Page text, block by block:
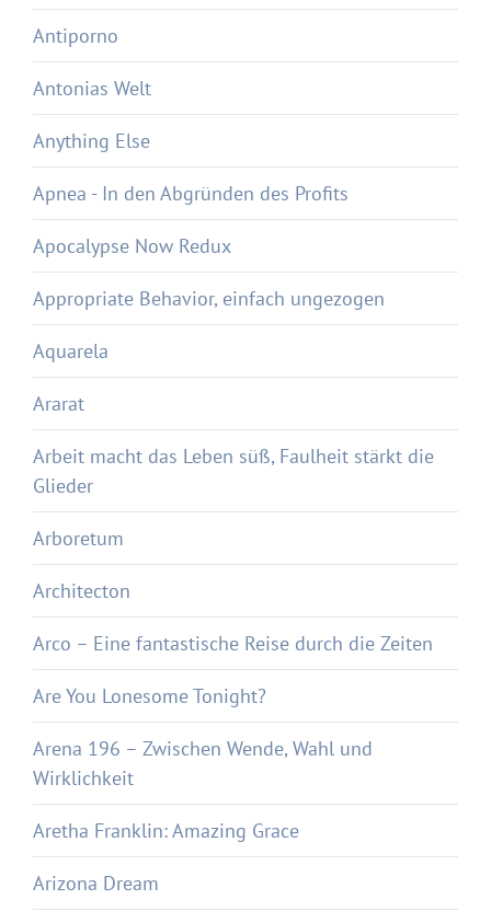
Antiporno
Antonias Welt
Anything Else
Apnea - In den Abgründen des Profits
Apocalypse Now Redux
Appropriate Behavior, einfach ungezogen
Aquarela
Ararat
Arbeit macht das Leben süß, Faulheit stärkt die
Glieder
Arboretum
Architecton
Arco – Eine fantastische Reise durch die Zeiten
Are You Lonesome Tonight?
Arena 196 – Zwischen Wende, Wahl und
Wirklichkeit
Aretha Franklin: Amazing Grace
Arizona Dream